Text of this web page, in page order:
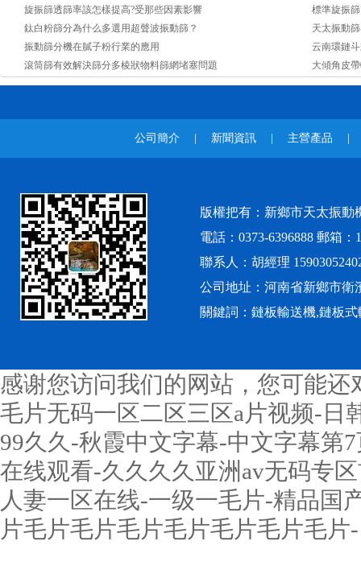
旋振篩透篩率該怎樣提高?受那些因素影響
標準旋振
鈦白粉篩分為什么多選用超聲波振動篩？
天太振動
振動篩分機在膩子粉行業的應用
云南環鏈
滾筒篩有效解決篩分多棱狀物料篩網堵塞問題
大傾角皮
公司簡介 新聞資訊 主營產品
版權把有：新鄉市天太振動
電話：0373-6396888 郵箱：
聯系人：胡經理
公司地址：河南省新鄉市衛
關鍵詞：鏈板輸送機,鏈板
感谢您访问我们的网站，您可能还
毛片无码一区二区三区a片视频-日
99久久-秋霞中文字幕-中文字幕第
在线观看-久久久久亚洲av无码专
人妻一区在线-一级一毛片-精品国
片毛片毛片毛片毛片毛片毛片毛片